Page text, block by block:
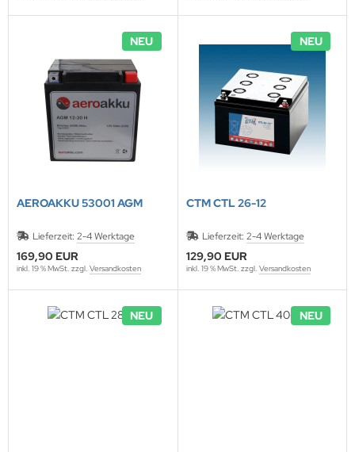
NEU
AEROAKKU 53001 AGM
Lieferzeit: 2-4 Werktage
169,90 EUR
inkl. 19 % MwSt. zzgl. Versandkosten
NEU
CTM CTL 26-12
Lieferzeit: 2-4 Werktage
129,90 EUR
inkl. 19 % MwSt. zzgl. Versandkosten
NEU NEU